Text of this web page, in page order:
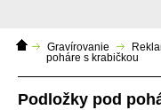
Domáca
stránka
Gravírovanie
poháre s krabičkou
Podložky pod